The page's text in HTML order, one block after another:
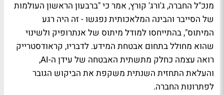
מנכ"ל החברה, ג'ורג' קורץ, אמר כי "ברבעון הראשון העולמות
של הסייבר והבינה המלאכותית נפגשו - זה היה רגע
המיתוס", בהתייחסו למודל מיתוס של אנתרופיק ולשינוי
שהוא מחולל בתחום אבטחת המידע. לדבריו, קראודסטרייק
רואה עצמה כחלק מתשתית האבטחה של עידן ה-AI,
והעלאת התחזית השנתית משקפת את הביקוש הגובר
לפתרונות החברה.